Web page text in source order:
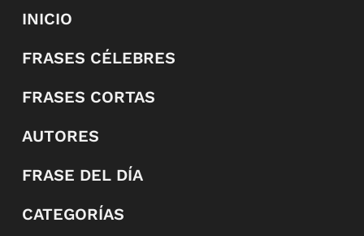
INICIO
FRASES CÉLEBRES
FRASES CORTAS
AUTORES
FRASE DEL DÍA
CATEGORÍAS